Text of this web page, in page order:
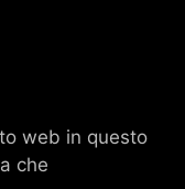
web in questo
che